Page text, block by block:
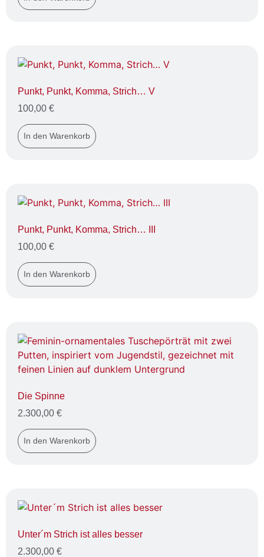
Punkt, Punkt, Komma, Strich… V
100,00 €
In den Warenkorb
Punkt, Punkt, Komma, Strich… III
100,00 €
In den Warenkorb
Die Spinne
2.300,00 €
In den Warenkorb
Unter´m Strich ist alles besser
2.300,00 €